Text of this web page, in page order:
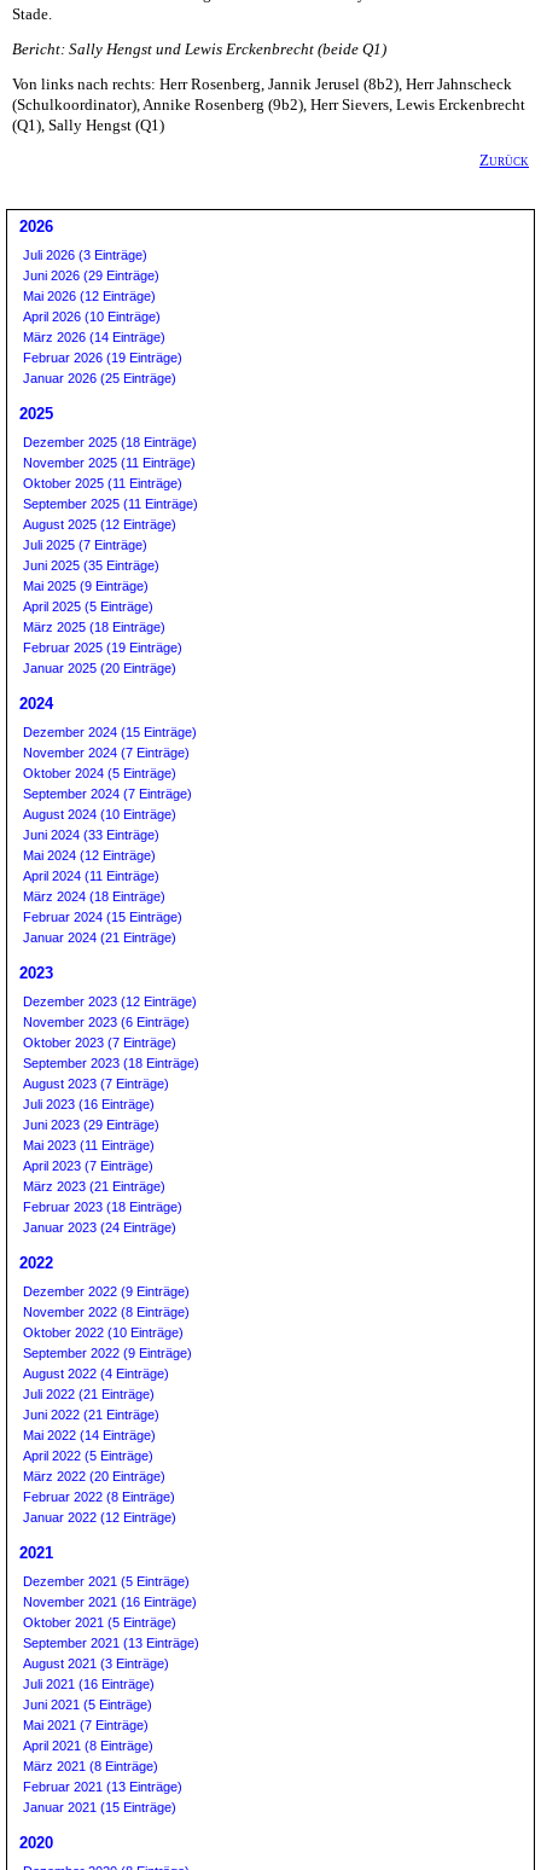
Stade.
Bericht: Sally Hengst und Lewis Erckenbrecht (beide Q1)
Von links nach rechts: Herr Rosenberg, Jannik Jerusel (8b2), Herr Jahnscheck
(Schulkoordinator), Annike Rosenberg (9b2), Herr Sievers, Lewis Erckenbrecht
(Q1), Sally Hengst (Q1)
Zurück
2026
Juli 2026 (3 Einträge)
Juni 2026 (29 Einträge)
Mai 2026 (12 Einträge)
April 2026 (10 Einträge)
März 2026 (14 Einträge)
Februar 2026 (19 Einträge)
Januar 2026 (25 Einträge)
2025
Dezember 2025 (18 Einträge)
November 2025 (11 Einträge)
Oktober 2025 (11 Einträge)
September 2025 (11 Einträge)
August 2025 (12 Einträge)
Juli 2025 (7 Einträge)
Juni 2025 (35 Einträge)
Mai 2025 (9 Einträge)
April 2025 (5 Einträge)
März 2025 (18 Einträge)
Februar 2025 (19 Einträge)
Januar 2025 (20 Einträge)
2024
Dezember 2024 (15 Einträge)
November 2024 (7 Einträge)
Oktober 2024 (5 Einträge)
September 2024 (7 Einträge)
August 2024 (10 Einträge)
Juni 2024 (33 Einträge)
Mai 2024 (12 Einträge)
April 2024 (11 Einträge)
März 2024 (18 Einträge)
Februar 2024 (15 Einträge)
Januar 2024 (21 Einträge)
2023
Dezember 2023 (12 Einträge)
November 2023 (6 Einträge)
Oktober 2023 (7 Einträge)
September 2023 (18 Einträge)
August 2023 (7 Einträge)
Juli 2023 (16 Einträge)
Juni 2023 (29 Einträge)
Mai 2023 (11 Einträge)
April 2023 (7 Einträge)
März 2023 (21 Einträge)
Februar 2023 (18 Einträge)
Januar 2023 (24 Einträge)
2022
Dezember 2022 (9 Einträge)
November 2022 (8 Einträge)
Oktober 2022 (10 Einträge)
September 2022 (9 Einträge)
August 2022 (4 Einträge)
Juli 2022 (21 Einträge)
Juni 2022 (21 Einträge)
Mai 2022 (14 Einträge)
April 2022 (5 Einträge)
März 2022 (20 Einträge)
Februar 2022 (8 Einträge)
Januar 2022 (12 Einträge)
2021
Dezember 2021 (5 Einträge)
November 2021 (16 Einträge)
Oktober 2021 (5 Einträge)
September 2021 (13 Einträge)
August 2021 (3 Einträge)
Juli 2021 (16 Einträge)
Juni 2021 (5 Einträge)
Mai 2021 (7 Einträge)
April 2021 (8 Einträge)
März 2021 (8 Einträge)
Februar 2021 (13 Einträge)
Januar 2021 (15 Einträge)
2020